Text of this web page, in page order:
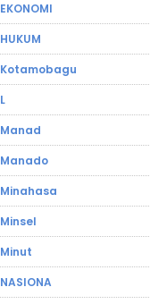
EKONOMI
HUKUM
Kotamobagu
L
Manad
Manado
Minahasa
Minsel
Minut
NASIONA